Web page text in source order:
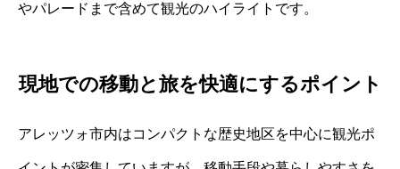
やパレードまで含めて観光のハイライトです。
現地での移動と旅を快適にするポイント
アレッツォ市内はコンパクトな歴史地区を中心に観光ポ